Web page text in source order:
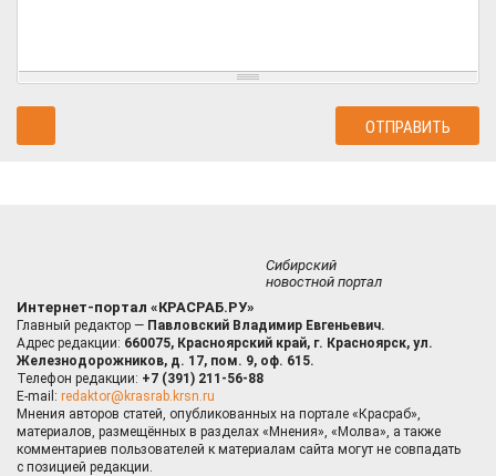
Сибирский
новостной портал
Интернет-портал «КРАСРАБ.РУ»
Главный редактор — Павловский Владимир Евгеньевич.
Адрес редакции: 660075, Красноярский край, г. Красноярск, ул.
Железнодорожников, д. 17, пом. 9, оф. 615.
Телефон редакции: +7 (391) 211-56-88
E-mail: redaktor@krasrab.krsn.ru
Мнения авторов статей, опубликованных на портале «Красраб»,
материалов, размещённых в разделах «Мнения», «Молва», а также
комментариев пользователей к материалам сайта могут не совпадать
с позицией редакции.